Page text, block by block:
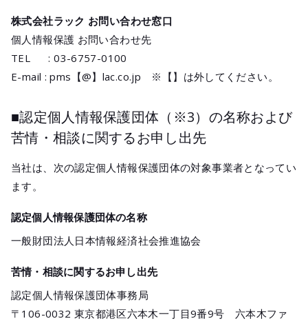
株式会社ラック お問い合わせ窓口
個人情報保護 お問い合わせ先
TEL : 03-6757-0100
E-mail : pms【@】lac.co.jp ※【】は外してください。
■認定個人情報保護団体（※3）の名称および
苦情・相談に関するお申し出先
当社は、次の認定個人情報保護団体の対象事業者となってい
ます。
認定個人情報保護団体の名称
一般財団法人日本情報経済社会推進協会
苦情・相談に関するお申し出先
認定個人情報保護団体事務局
〒106-0032 東京都港区六本木一丁目9番9号 六本木ファ